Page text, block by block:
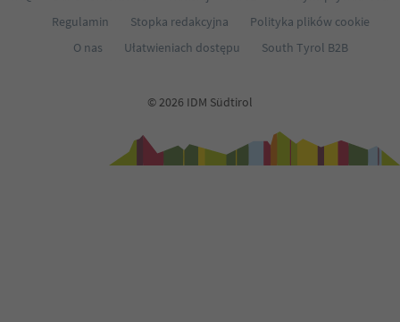
Regulamin
Stopka redakcyjna
Polityka plików cookie
O nas
Ułatwieniach dostępu South Tyrol B2B
© 2026 IDM Südtirol